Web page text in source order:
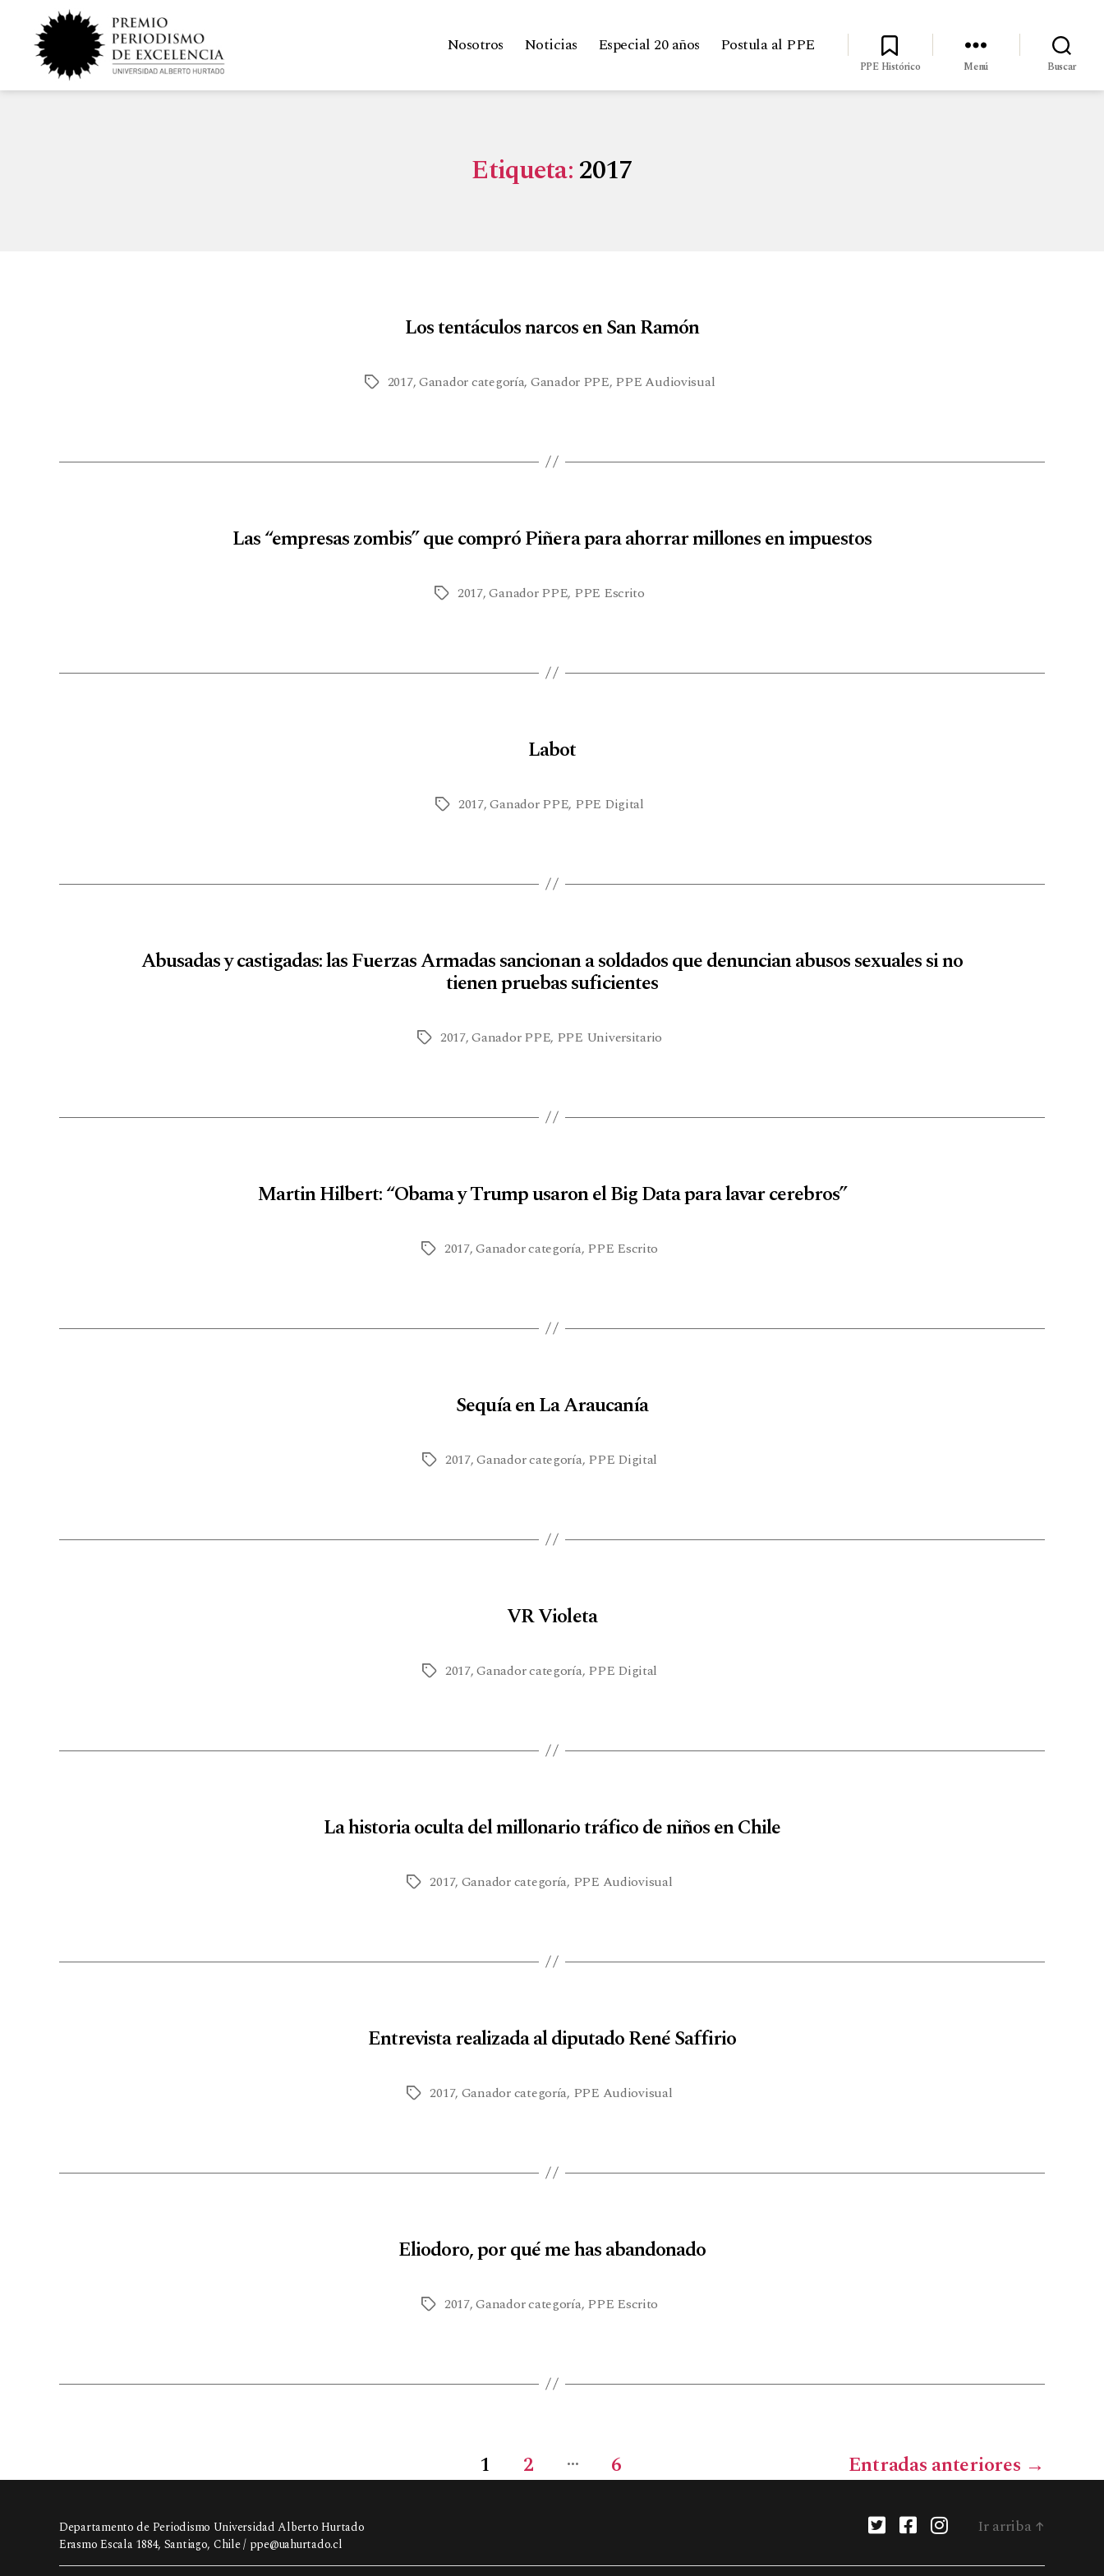
Nosotros Noticias Especial 20 años Postula al PPE
PPE Histórico Menú Buscar
Etiqueta:2017
Los tentáculos narcos en San Ramón
2017,Ganador categoría, Ganador PPE, PPE Audiovisual
Las “empresas zombis” que compró Piñera para ahorrar millones en impuestos
2017,Ganador PPE, PPE Escrito
Labot
2017,Ganador PPE, PPE Digital
Abusadas y castigadas: las Fuerzas Armadas sancionan a soldados que denuncian abusos sexuales si no
tienen pruebas suficientes
2017,Ganador PPE, PPE Universitario
Martin Hilbert: “Obama y Trump usaron el Big Data para lavar cerebros”
2017,Ganador categoría, PPE Escrito
Sequía en La Araucanía
2017,Ganador categoría, PPE Digital
VR Violeta
2017,Ganador categoría, PPE Digital
La historia oculta del millonario tráfico de niños en Chile
2017, Ganador categoría, PPE Audiovisual
Entrevista realizada al diputado René Saffirio
2017, Ganador categoría, PPE Audiovisual
Eliodoro, por qué me has abandonado
2017,Ganador categoría, PPE Escrito
1 2 … 6 Entradasanteriores →
Departamento de Periodismo Universidad Alberto Hurtado
Erasmo Escala 1884, Santiago, Chile / ppe@uahurtado.cl
Ir arriba ↑